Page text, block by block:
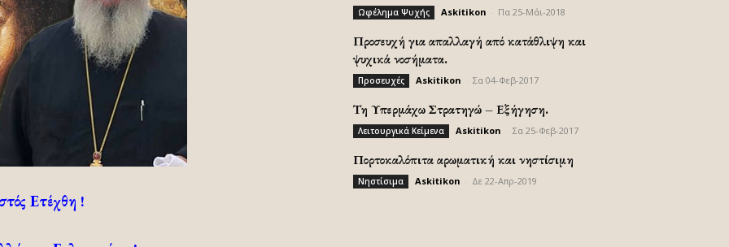
Ετέχθη !
Ωφέλημα Ψυχής Askitikon Πα 25-Μάι-2018
Προσευχή για απαλλαγή από κατάθλιψη και
ψυχικά νοσήματα.
Προσευχές Askitikon Σα 04-Φεβ-2017
Τη Υπερμάχω Στρατηγώ – Εξήγηση.
Λειτουργικά Κείμενα Askitikon Σα 25-Φεβ-2017
Πορτοκαλόπιτα αρωματική και νηστίσιμη
Νηστίσιμα Askitikon Δε 22-Απρ-2019